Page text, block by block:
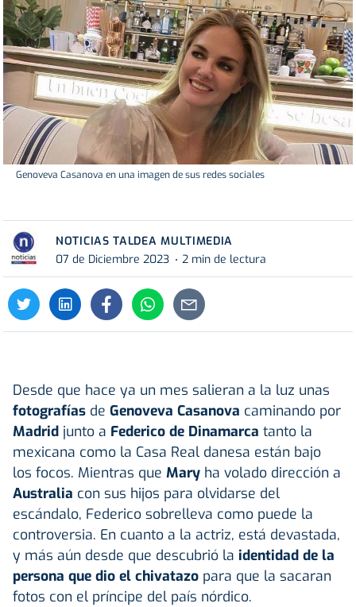
Genoveva Casanova en una imagen de sus redes sociales
NOTICIAS TALDEA MULTIMEDIA
07 de Diciembre 2023
2 min de lectura
Desde que hace ya un mes salieran a la luz unas
fotografías de Genoveva Casanova caminando por
Madrid junto a Federico de Dinamarca tanto la
mexicana como la Casa Real danesa están bajo
los focos. Mientras que Mary ha volado dirección a
Australia con sus hijos para olvidarse del
escándalo, Federico sobrelleva como puede la
controversia. En cuanto a la actriz, está devastada,
y más aún desde que descubrió la identidad de la
persona que dio el chivatazo para que la sacaran
fotos con el príncipe del país nórdico.